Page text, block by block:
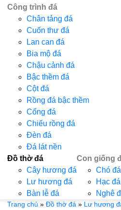
Công trình đá
Chân tảng đá
Cuốn thư đá
Lan can đá
Bia mộ đá
Chậu cảnh đá
Bậc thềm đá
Cột đá
Rồng đá bậc thềm
Cổng đá
Chiếu rồng đá
Đèn đá
Đá lát nền
Đồ thờ đá
Cây hương đá
Lư hương đá
Bàn lễ đá
Con giống
Chó đá
Hạc đá
Nghê
Trang chủ » Đồ thờ đá » Lư hương